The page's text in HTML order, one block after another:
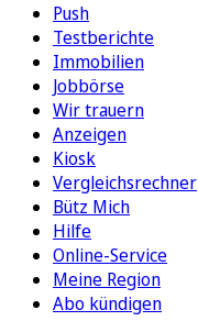
Push
Testberichte
Immobilien
Jobbörse
Wir trauern
Anzeigen
Kiosk
Vergleichsrechner
Bütz Mich
Hilfe
Online-Service
Meine Region
Abo kündigen